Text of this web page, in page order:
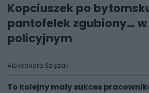
Kopciuszek po
pantofelek zgubiony…
policyjnym
Aleksandra Szlęzak
To kolejny mały sukces